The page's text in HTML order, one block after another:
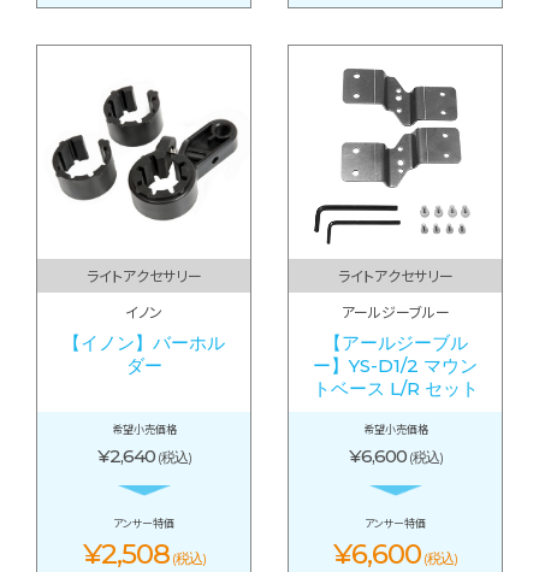
ライトアクセサリー
イノン
【イノン】バーホル
ダー
希望小売価格
¥2,640 (税込)
アンサー特価
¥2,508 (税込)
ライトアクセサリー
アールジーブルー
【アールジーブル
ー】YS-D1/2 マウン
トベース L/R セット
希望小売価格
¥6,600 (税込)
アンサー特価
¥6,600 (税込)